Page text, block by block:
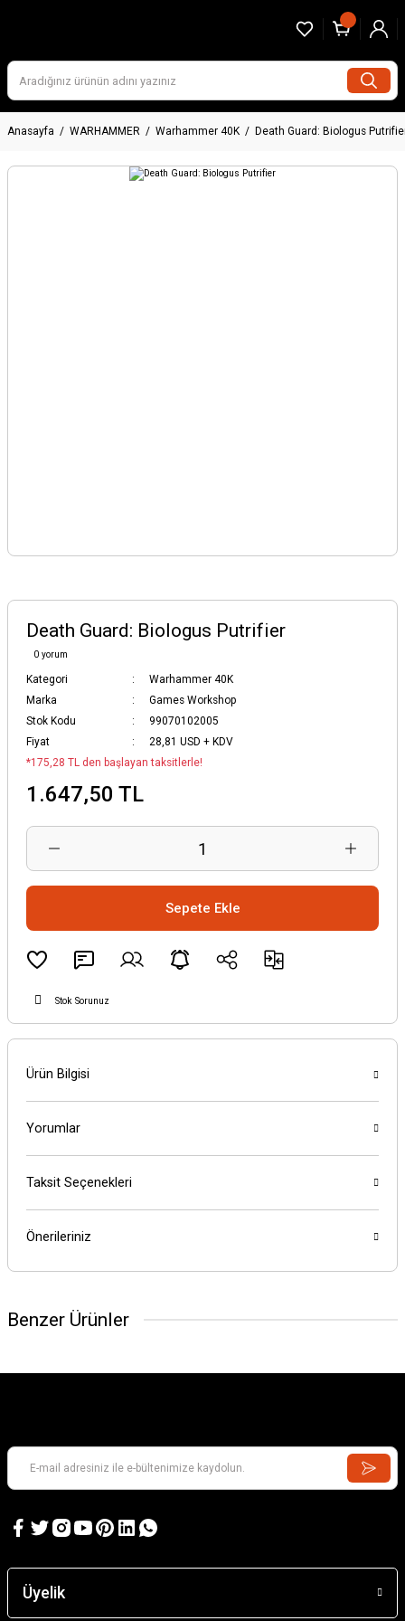
Anasayfa WARHAMMER Warhammer 40K Death Guard: Biologus
Death Guard: Biologus Putrifier
0 yorum
Kategori
Warhammer 40K
Marka
Games Workshop
Stok Kodu
99070102005
Fiyat
28,81 USD + KDV
*175,28 TL den başlayan taksitlerle!
1.647,50 TL
Sepete Ekle
Stok Sorunuz
Ürün Bilgisi
Yorumlar
Taksit Seçenekleri
Önerileriniz
Benzer Ürünler
Kill Team: Terror on Devlan
Üyelik